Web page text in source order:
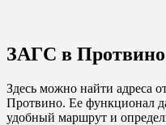
ЗАГС в Протвино
Здесь можно найти адреса
Протвино. Ее функционал
удобный маршрут и